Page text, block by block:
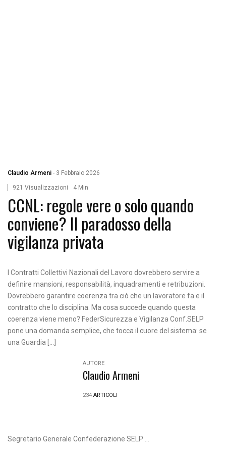
Claudio Armeni - 3 Febbraio 2026
921 Visualizzazioni 4 Min
CCNL: regole vere o solo quando
conviene? Il paradosso della
vigilanza privata
I Contratti Collettivi Nazionali del Lavoro dovrebbero servire a
definire mansioni, responsabilità, inquadramenti e retribuzioni.
Dovrebbero garantire coerenza tra ciò che un lavoratore fa e il
contratto che lo disciplina. Ma cosa succede quando questa
coerenza viene meno? FederSicurezza e Vigilanza Conf.SELP
pone una domanda semplice, che tocca il cuore del sistema: se
una Guardia […]
AUTORE
Claudio Armeni
234 ARTICOLI
Segretario Generale Confederazione SELP ...